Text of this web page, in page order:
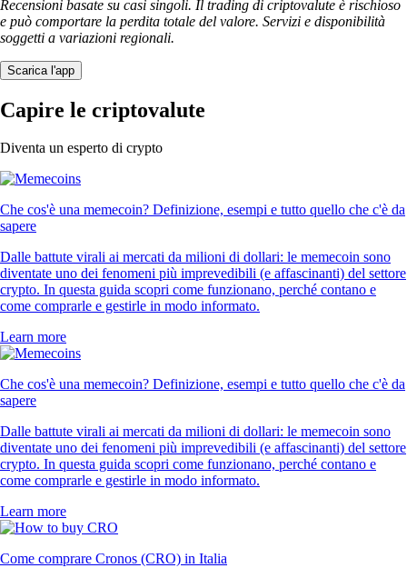
Recensioni basate su casi singoli. Il trading di criptovalute è rischioso
e può comportare la perdita totale del valore. Servizi e disponibilità
soggetti a variazioni regionali.
Scarica l'app
Capire le criptovalute
Diventa un esperto di crypto
Che cos'è una memecoin? Definizione, esempi e tutto quello che c'è da
sapere
Dalle battute virali ai mercati da milioni di dollari: le memecoin sono
diventate uno dei fenomeni più imprevedibili (e affascinanti) del settore
crypto. In questa guida scopri come funzionano, perché contano e
come comprarle e gestirle in modo informato.
Learn more
Che cos'è una memecoin? Definizione, esempi e tutto quello che c'è da
sapere
Dalle battute virali ai mercati da milioni di dollari: le memecoin sono
diventate uno dei fenomeni più imprevedibili (e affascinanti) del settore
crypto. In questa guida scopri come funzionano, perché contano e
come comprarle e gestirle in modo informato.
Learn more
Come comprare Cronos (CRO) in Italia